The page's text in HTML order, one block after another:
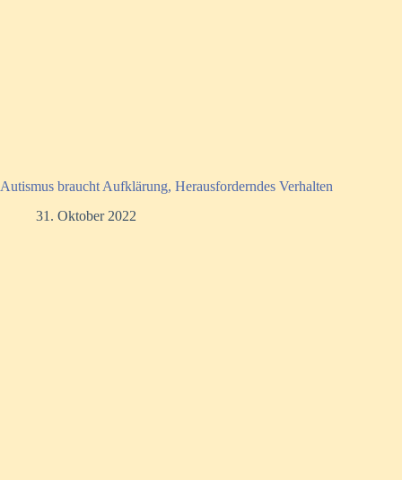
Autismus braucht Aufklärung, Herausforderndes Verhalten
31. Oktober 2022